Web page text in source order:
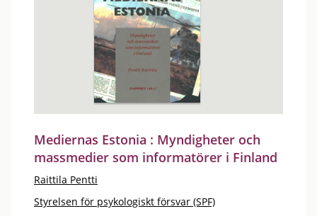
Mediernas Estonia : Myndigheter och
massmedier som informatörer i Finland
Raittila Pentti
Styrelsen för psykologiskt försvar (SPF)